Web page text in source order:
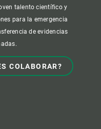
talento científico y
para la emergencia
de evidencias
COLABORAR?